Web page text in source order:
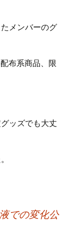
メンバーのグ
布系商品、限
ッズでも大丈
での変化公